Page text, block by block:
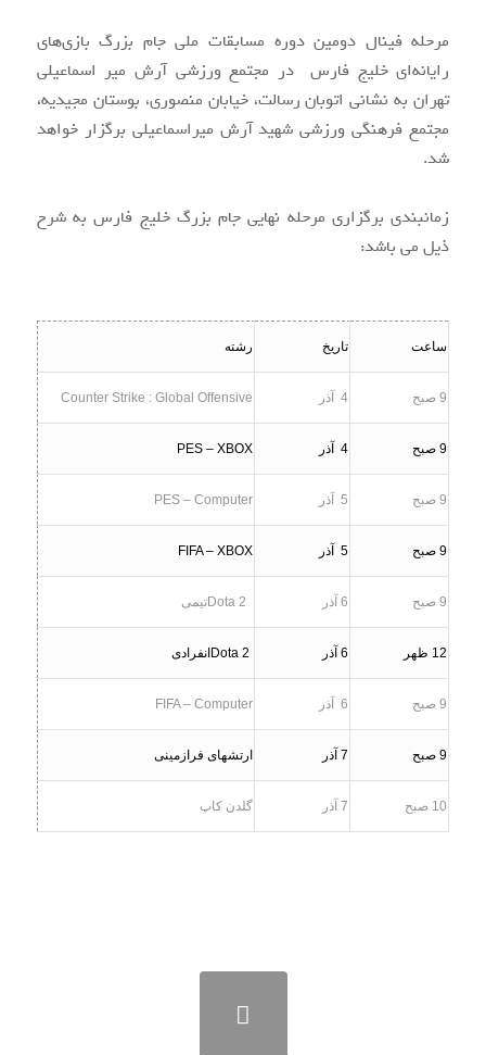
مرحله فینال دومین دوره مسابقات ملی جام بزرگ بازی‌های
رایانه‌ای خلیج فارس در مجتمع ورزشی آرش میر اسماعیلی
تهران به نشانی اتوبان رسالت، خیابان منصوری، بوستان مجیدیه،
مجتمع فرهنگی ورزشی شهید آرش میراسماعیلی برگزار خواهد
شد.
زمانبندی برگزاری مرحله نهایی جام بزرگ خلیج فارس به شرح
ذیل می باشد:
ساعت تاریخ رشته
9 صبح 4 آذر Counter Strike : Global Offensive
9 صبح 4 آذر PES – XBOX
9 صبح 5 آذر PES – Computer
9 صبح 5 آذر FIFA – XBOX
9 صبح 6 آذر Dota 2تیمی
12 ظهر 6 آذر Dota 2 انفرادی
9 صبح 6 آذر FIFA – Computer
9 صبح 7 آذر ارتشهای فرازمینی
10 صبح 7 آذر گلدن کاپ